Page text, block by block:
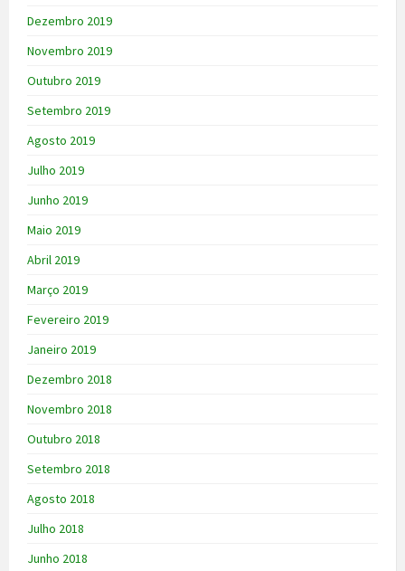
Dezembro 2019
Novembro 2019
Outubro 2019
Setembro 2019
Agosto 2019
Julho 2019
Junho 2019
Maio 2019
Abril 2019
Março 2019
Fevereiro 2019
Janeiro 2019
Dezembro 2018
Novembro 2018
Outubro 2018
Setembro 2018
Agosto 2018
Julho 2018
Junho 2018